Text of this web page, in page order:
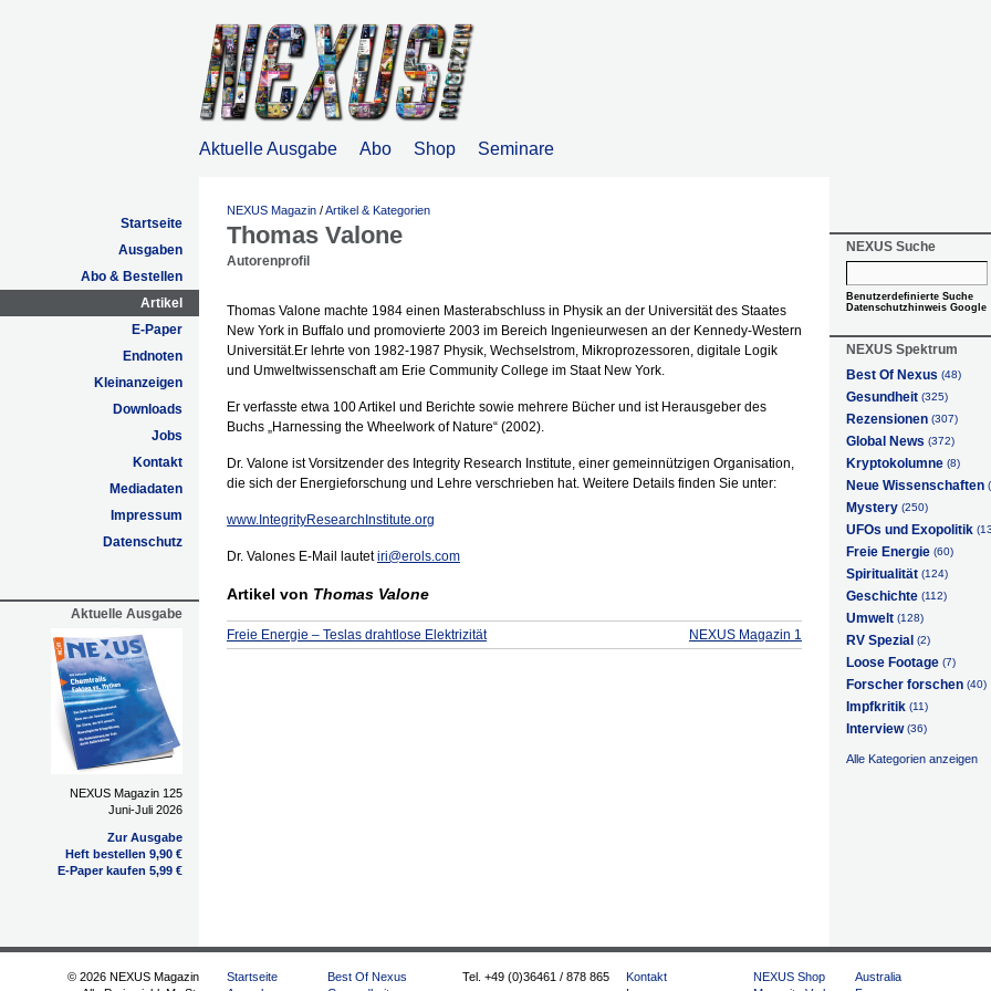
Aktuelle Ausgabe Abo Shop Seminare
Startseite
Ausgaben
Abo & Bestellen
Artikel
E-Paper
Endnoten
Kleinanzeigen
Downloads
Jobs
Kontakt
Mediadaten
Impressum
Datenschutz
Aktuelle Ausgabe
NEXUS Magazin 125
Juni-Juli 2026
Zur Ausgabe
Heft bestellen 9,90 €
E-Paper kaufen 5,99 €
NEXUS Magazin /Artikel & Kategorien
Thomas Valone
Autorenprofil
Thomas Valone machte 1984 einen Masterabschluss in Physik an der Universität des Staates
New York in Buffalo und promovierte 2003 im Bereich Ingenieurwesen an der Kennedy-Western
Universität.Er lehrte von 1982-1987 Physik, Wechselstrom, Mikroprozessoren, digitale Logik
und Umweltwissenschaft am Erie Community College im Staat New York.
Er verfasste etwa 100 Artikel und Berichte sowie mehrere Bücher und ist Herausgeber des
Buchs „Harnessing the Wheelwork of Nature“ (2002).
Dr. Valone ist Vorsitzender des Integrity Research Institute, einer gemeinnützigen Organisation,
die sich der Energieforschung und Lehre verschrieben hat. Weitere Details finden Sie unter:
www.IntegrityResearchInstitute.org
Dr. Valones E-Mail lautetiri@erols.com
Artikel von Thomas Valone
Freie Energie – Teslas drahtlose Elektrizität NEXUS Magazin 1
NEXUS Suche
Benutzerdefinierte Suche
Datenschutzhinweis Google
NEXUS Spektrum
Best Of Nexus (48)
Gesundheit (325)
Rezensionen (307)
Global News (372)
Kryptokolumne (8)
Neue Wissenschaften
Mystery (250)
UFOs und Exopolitik
Freie Energie (60)
Spiritualität (124)
Geschichte (112)
Umwelt (128)
RV Spezial (2)
Loose Footage (7)
Forscher forschen (40)
Impfkritik (11)
Interview(36)
Alle Kategorien anzeigen
© 2026 NEXUS Magazin
Startseite
Best Of Nexus
Tel. +49 (0)36461 / 878 865
Kontakt
NEXUS Shop
Australia